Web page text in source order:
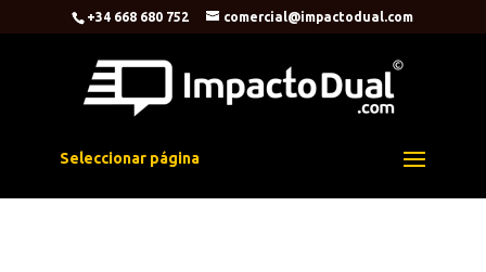
+34 668 680 752 comercial@impactodual.com
Seleccionar página